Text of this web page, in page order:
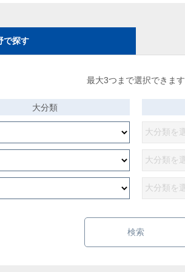
で探す
最大3つまで選択できます
大分類
検索